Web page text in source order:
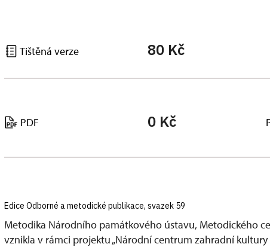
Tištěná verze 80 Kč
PDF 0 Kč
Edice Odborné a metodické publikace, svazek 59
Metodika Národního památkového ústavu, Metodického
vznikla v rámci projektu „Národní centrum zahradní